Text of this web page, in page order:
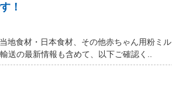
！
地食材・日本食材、その他赤ちゃん用粉ミ
送の最新情報も含めて、以下ご確認く..